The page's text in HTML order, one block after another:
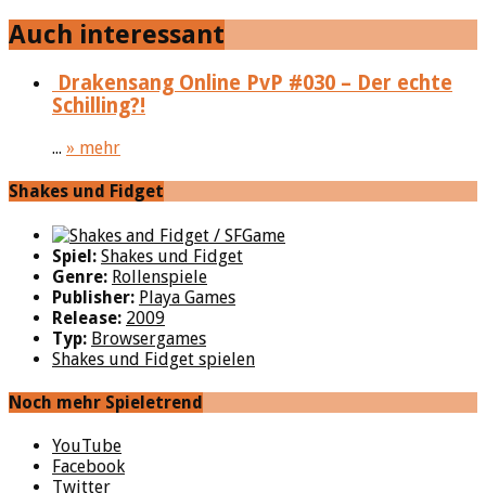
Auch interessant
Drakensang Online PvP #030 – Der echte
Schilling?!
... » mehr
Shakes und Fidget
Spiel: Shakes und Fidget
Genre: Rollenspiele
Publisher: Playa Games
Release: 2009
Typ: Browsergames
Shakes und Fidget spielen
Noch mehr Spieletrend
YouTube
Facebook
Twitter